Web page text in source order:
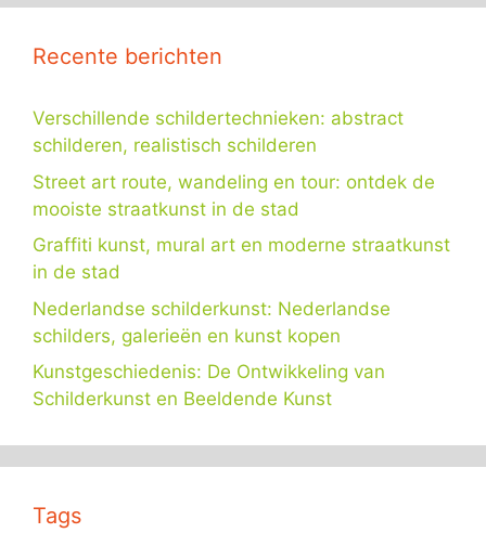
Recente berichten
Verschillende schildertechnieken: abstract
schilderen, realistisch schilderen
Street art route, wandeling en tour: ontdek de
mooiste straatkunst in de stad
Graffiti kunst, mural art en moderne straatkunst
in de stad
Nederlandse schilderkunst: Nederlandse
schilders, galerieën en kunst kopen
Kunstgeschiedenis: De Ontwikkeling van
Schilderkunst en Beeldende Kunst
Tags